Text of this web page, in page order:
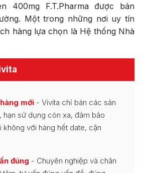
400mg F.T.Pharma được bán
Một trong những nơi uy tín
hàng lựa chọn là Hệ thống Nhà
mới - Vivita chỉ bán các sản
hạn sử dụng còn xa, đảm bảo
không với hàng hết date, cận
đúng - Chuyên nghiệp và chân